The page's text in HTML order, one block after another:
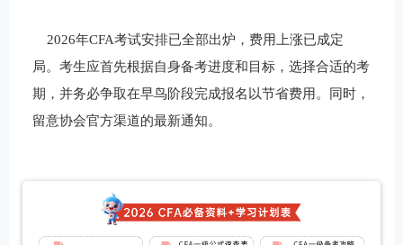
2026年CFA考试安排已全部出炉，费用上涨已成定
局。考生应首先根据自身备考进度和目标，选择合适的考
期，并务必争取在早鸟阶段完成报名以节省费用。同时，
留意协会官方渠道的最新通知。